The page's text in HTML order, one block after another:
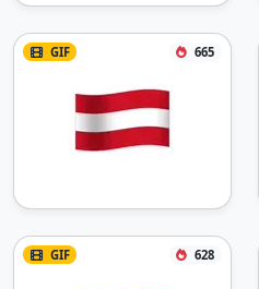
GIF 665
GIF 628